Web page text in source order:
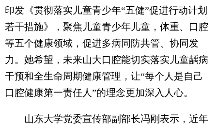
印发《贯彻落实儿童青少年“五健”促进行动计划
若干措施》，聚焦儿童青少年儿童，体重、口腔
等五个健康领域，促进多病同防共管、协同发
力。她希望，未来山大口腔能切实落实儿童龋病
干预和全生命周期健康管理，让“每个人是自己
口腔健康第一责任人”的理念更加深入人心。
山东大学党委宣传部副部长冯刚表示，近年